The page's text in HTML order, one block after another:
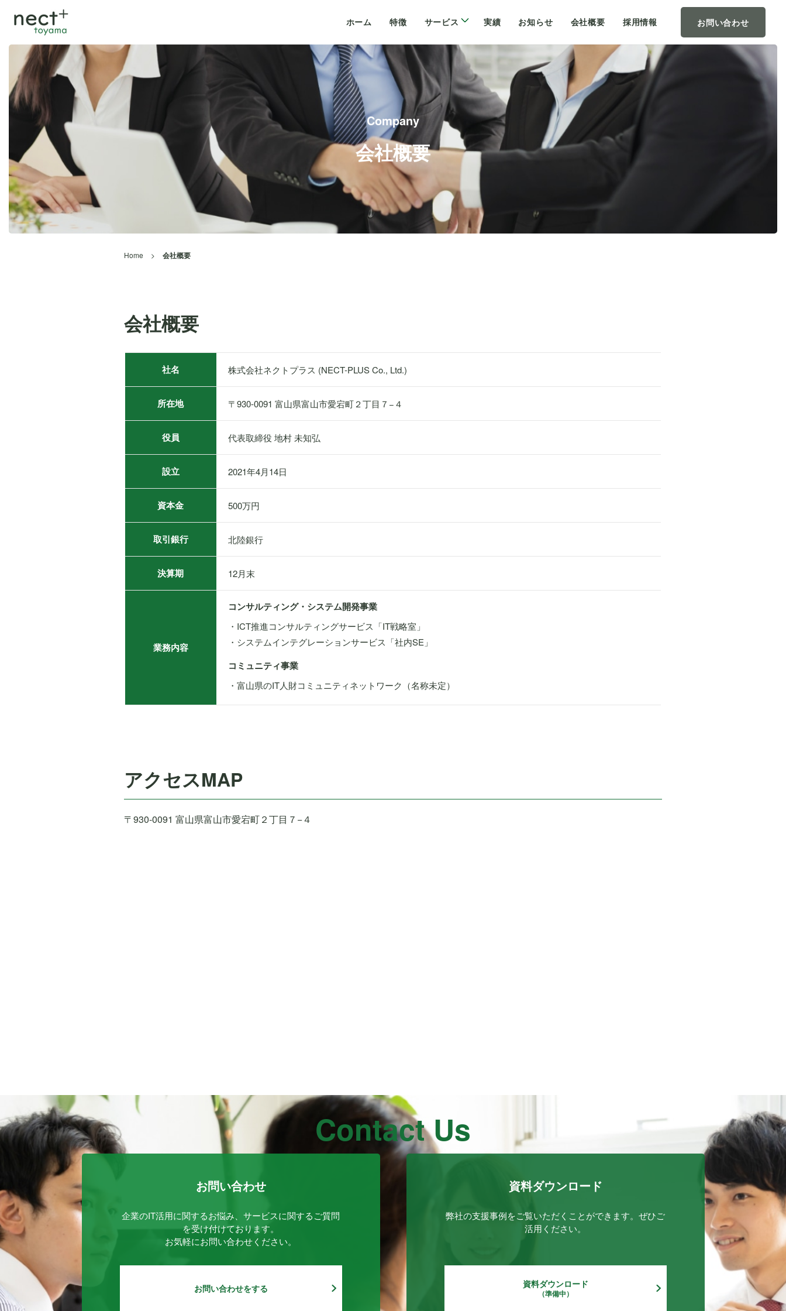
ホーム 特徴 サービス 実績 お知らせ 会社概要 採用情報 お問い合わせ
Company
会社概要
Home > 会社概要
会社概要
社名 株式会社ネクトプラス (NECT-PLUS Co., Ltd.)
所在地 〒930-0091 富山県富山市愛宕町２丁目７−４
役員 代表取締役 地村 未知弘
設立 2021年4月14日
資本金 500万円
取引銀行 北陸銀行
決算期 12月末
業務内容
コンサルティング・システム開発事業
・ICT推進コンサルティングサービス「IT戦略室」
・システムインテグレーションサービス「社内SE」
コミュニティ事業
・富山県のIT人財コミュニティネットワーク（名称未定）
アクセスMAP
〒930-0091 富山県富山市愛宕町２丁目７−４
Contact Us
お問い合わせ
企業のIT活用に関するお悩み、サービスに関するご質問
を受け付けております。
お気軽にお問い合わせください。
お問い合わせをする
資料ダウンロード
弊社の支援事例をご覧いただくことができます。ぜひご
活用ください。
資料ダウンロード
（準備中）